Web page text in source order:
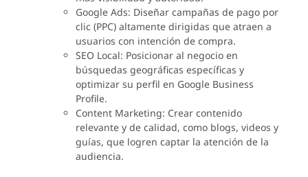
Google Ads: Diseñar campañas de pago por
clic (PPC) altamente dirigidas que atraen a
usuarios con intención de compra.
SEO Local: Posicionar al negocio en
búsquedas geográficas específicas y
optimizar su perfil en Google Business
Profile.
Content Marketing: Crear contenido
relevante y de calidad, como blogs, videos y
guías, que logren captar la atención de la
audiencia.